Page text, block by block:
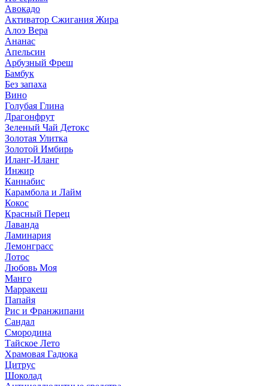
Авокадо
Активатор Сжигания Жира
Алоэ Вера
Ананас
Апельсин
Арбузный Фреш
Бамбук
Без запаха
Вино
Голубая Глина
Драгонфрут
Зеленый Чай Детокс
Золотая Улитка
Золотой Имбирь
Иланг-Иланг
Инжир
Каннабис
Карамбола и Лайм
Кокос
Красный Перец
Лаванда
Ламинария
Лемонграсс
Лотос
Любовь Моя
Манго
Марракеш
Папайя
Рис и Франжипани
Сандал
Смородина
Тайское Лето
Храмовая Гадюка
Цитрус
Шоколад